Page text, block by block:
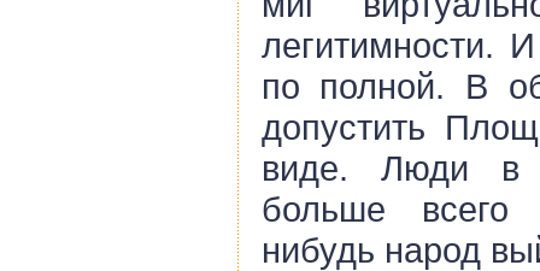
легитимности.
по полной. В
допустить
виде. Люди в
больше всего
нибудь народ